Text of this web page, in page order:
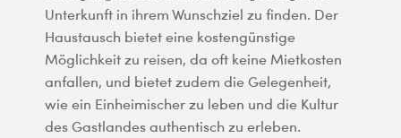
Unterkunft in ihrem Wunschziel zu finden. Der
Haustausch bietet eine kostengünstige
Möglichkeit zu reisen, da oft keine Mietkosten
anfallen, und bietet zudem die Gelegenheit,
wie ein Einheimischer zu leben und die Kultur
des Gastlandes authentisch zu erleben.